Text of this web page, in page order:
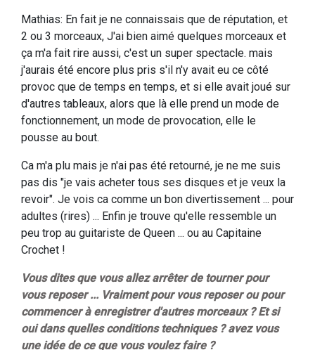
Mathias: En fait je ne connaissais que de réputation, et
2 ou 3 morceaux, J'ai bien aimé quelques morceaux et
ça m'a fait rire aussi, c'est un super spectacle. mais
j'aurais été encore plus pris s'il n'y avait eu ce côté
provoc que de temps en temps, et si elle avait joué sur
d'autres tableaux, alors que là elle prend un mode de
fonctionnement, un mode de provocation, elle le
pousse au bout.
Ca m'a plu mais je n'ai pas été retourné, je ne me suis
pas dis "je vais acheter tous ses disques et je veux la
revoir". Je vois ca comme un bon divertissement ... pour
adultes (rires) ... Enfin je trouve qu'elle ressemble un
peu trop au guitariste de Queen ... ou au Capitaine
Crochet !
Vous dites que vous allez arrêter de tourner pour
vous reposer ... Vraiment pour vous reposer ou pour
commencer à enregistrer d'autres morceaux ? Et si
oui dans quelles conditions techniques ? avez vous
une idée de ce que vous voulez faire ?